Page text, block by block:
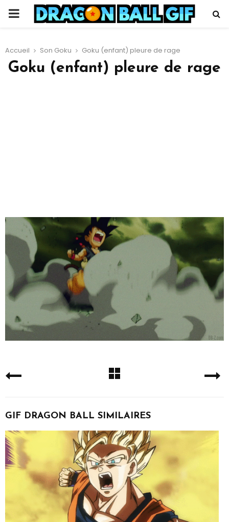
PRIMARY
Accueil Son Goku Goku (enfant) pleure de rage
Goku (enfant) pleure de rage
GIF DRAGON BALL SIMILAIRES